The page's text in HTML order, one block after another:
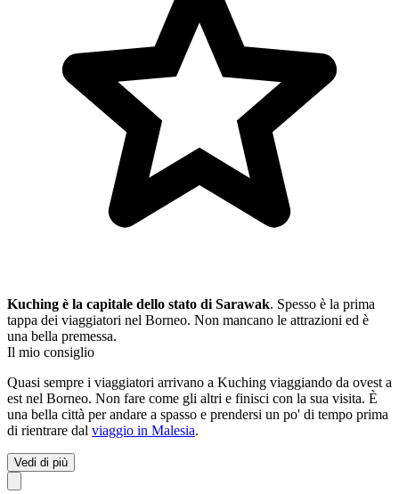
Kuching è la capitale dello stato di Sarawak. Spesso è la prima
tappa dei viaggiatori nel Borneo. Non mancano le attrazioni ed è
una bella premessa.
Il mio consiglio
Quasi sempre i viaggiatori arrivano a Kuching viaggiando da ovest a
est nel Borneo. Non fare come gli altri e finisci con la sua visita. È
una bella città per andare a spasso e prendersi un po' di tempo prima
di rientrare dal viaggio in Malesia.
Vedi di più